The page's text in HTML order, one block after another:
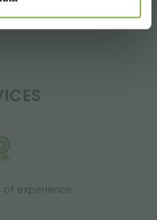
18:30
960311
of experience